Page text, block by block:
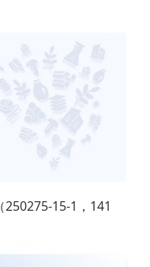
（250275-15-1，141